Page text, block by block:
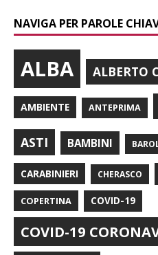
NAVIGA PER PAROLE
ALBA ALBERTO
AMBIENTE ANTEPRIMA
ASTI BAMBINI
CARABINIERI CHERASCO
COPERTINA COVID-19
COVID-19